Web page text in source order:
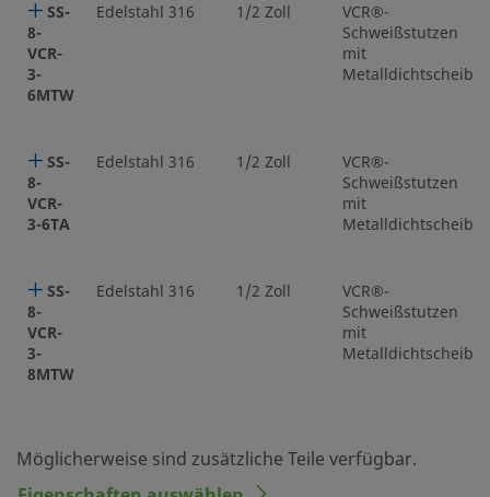
SS-
8-
VCR-
3-
6MTW
Edelstahl 316 1/2 Zoll
VCR®-
Schweißstutzen
mit
Metalldichtscheibe
SS-
8-
VCR-
3-6TA
Edelstahl 316 1/2 Zoll
VCR®-
Schweißstutzen
mit
Metalldichtscheibe
SS-
8-
VCR-
3-
8MTW
Edelstahl 316 1/2 Zoll
VCR®-
Schweißstutzen
mit
Metalldichtscheibe
Möglicherweise sind zusätzliche Teile verfügbar.